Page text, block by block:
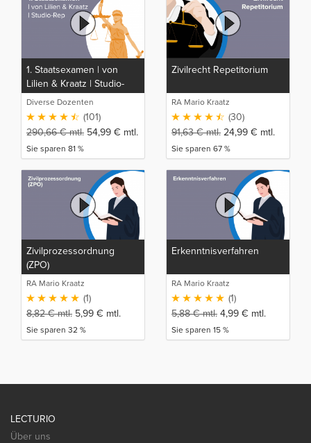
1. Staatsexamen | von
Lilien & Kraatz | Studio-
Rep
Diverse Dozenten
(101)
290,66€mtl. 54,99 € mtl.
Sie sparen 81 %
Zivilrecht Repetitorium
RA Mario Kraatz
(30)
91,63€mtl. 24,99 € mtl.
Sie sparen 67 %
Zivilprozessordnung
(ZPO)
RA Mario Kraatz
(1)
8,82€mtl. 5,99 € mtl.
Sie sparen 32 %
Erkenntnisverfahren
RA Mario Kraatz
(1)
5,88€mtl. 4,99 € mtl.
Sie sparen 15 %
LECTURIO
Über uns